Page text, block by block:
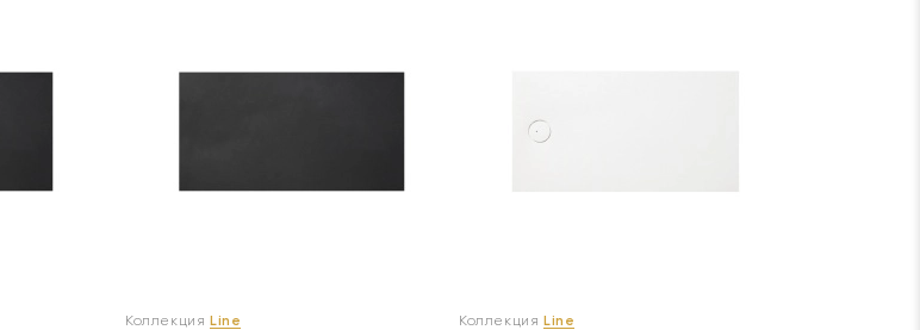
Коллекция Line Коллекция Line